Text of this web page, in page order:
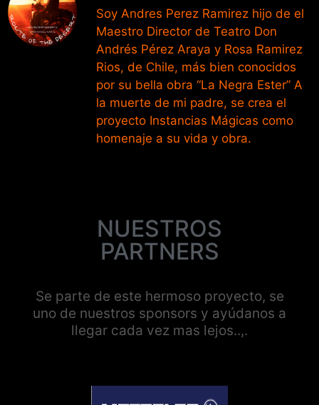
Soy Andres Perez Ramirez hijo de el
Maestro Director de Teatro Don
Andrés Pérez Araya y Rosa Ramirez
Rios, de Chile, más bien conocidos
por su bella obra “La Negra Ester” A
la muerte de mi padre, se crea el
proyecto Instancias Mágicas como
homenaje a su vida y obra.
NUESTROS
PARTNERS
Se parte de este hermoso proyecto, se
uno de nuestros sponsors y ayúdanos a
llegar cada vez mas lejos..,.